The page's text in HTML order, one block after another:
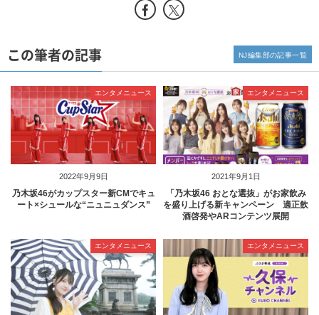
この筆者の記事
2022年9月9日
エンタメニュース
乃木坂46がカップスター新CMでキュ
ート×シュールな“ニュニュダンス”
2021年9月1日
エンタメニュース
「乃木坂46 おとな選抜」がお家飲み
を盛り上げる新キャンペーン 適正飲
酒啓発やARコンテンツ展開
エンタメニュース エンタメニュース
NJ編集部の記事一覧